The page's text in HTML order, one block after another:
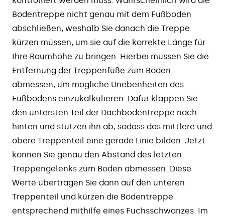
Bodentreppe nicht genau mit dem Fußboden
abschließen, weshalb Sie danach die Treppe
kürzen müssen, um sie auf die korrekte Länge für
Ihre Raumhöhe zu bringen. Hierbei müssen Sie die
Entfernung der Treppenfüße zum Boden
abmessen, um mögliche Unebenheiten des
Fußbodens einzukalkulieren. Dafür klappen Sie
den untersten Teil der Dachbodentreppe nach
hinten und stützen ihn ab, sodass das mittlere und
obere Treppenteil eine gerade Linie bilden. Jetzt
können Sie genau den Abstand des letzten
Treppengelenks zum Boden abmessen. Diese
Werte übertragen Sie dann auf den unteren
Treppenteil und kürzen die Bodentreppe
entsprechend mithilfe eines Fuchsschwanzes. Im